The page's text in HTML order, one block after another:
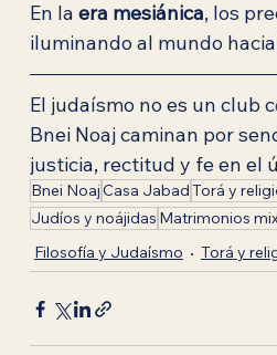
En la era mesiánica, los
iluminando al mundo
El judaísmo no es un club
Bnei Noaj caminan por
justicia, rectitud y fe en el
Bnei NoajCasa JabadTorá y
Judíos y noájidas Matrimonios
Filosofía y Judaísmo
Torá y